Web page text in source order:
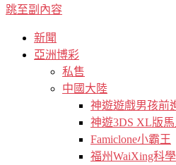
跳至副內容
新聞
亞洲博彩
私售
中國大陸
神遊遊戲男孩前
神遊3DS XL版
Famiclone小霸王
福州WaiXing科